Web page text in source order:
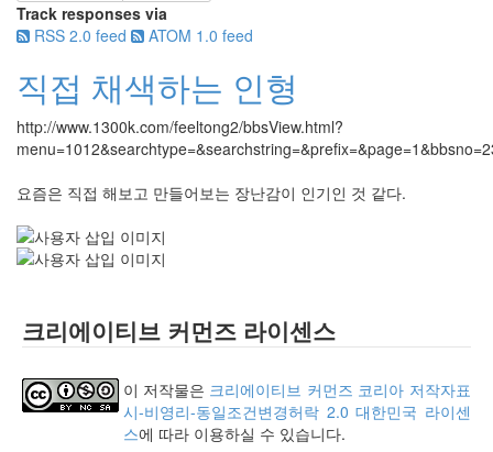
Track responses via
RSS 2.0 feed
ATOM 1.0 feed
직접 채색하는 인형
http://www.1300k.com/feeltong2/bbsView.html?
요즘은 직접 해보고 만들어보는 장난감이 인기인 것 같다.
크리에이티브 커먼즈 라이센스
이 저작물은 크리에이티브 커먼즈 코리아 저작자표
시-비영리-동일조건변경허락 2.0 대한민국 라이센
스에 따라 이용하실 수 있습니다.